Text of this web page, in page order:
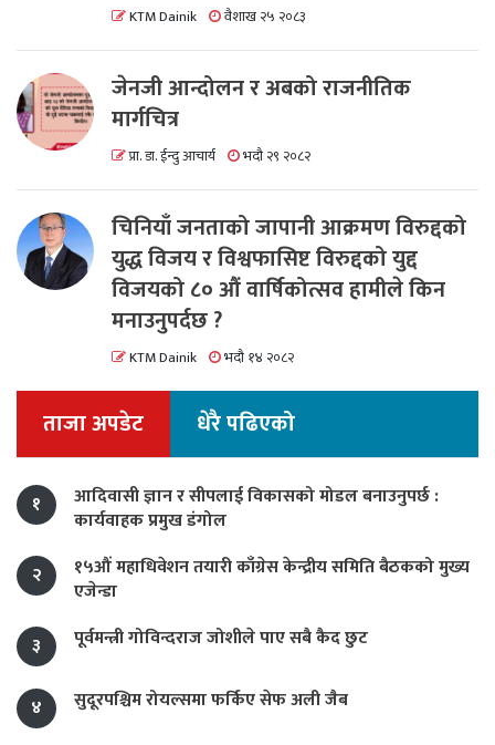
KTM Dainik वैशाख २५ २०८३
जेनजी आन्दोलन र अबको राजनीतिक
मार्गचित्र
प्रा. डा. ईन्दु आचार्य भदौ २९ २०८२
चिनियाँ जनताको जापानी आक्रमण विरुद्दको
युद्ध विजय र विश्वफासिष्ट विरुद्दको युद्द
विजयको ८० औं वार्षिकोत्सव हामीले किन
मनाउनुपर्दछ ?
KTM Dainik भदौ १४ २०८२
ताजा अपडेट धेरै पढिएको
१
आदिवासी ज्ञान र सीपलाई विकासको मोडल बनाउनुपर्छ :
कार्यवाहक प्रमुख डंगोल
२
१५औं महाधिवेशन तयारी काँग्रेस केन्द्रीय समिति बैठकको मुख्य
एजेन्डा
३
पूर्वमन्त्री गोविन्दराज जोशीले पाए सबै कैद छुट
४ सुदूरपश्चिम रोयल्समा फर्किए सेफ अली जैब